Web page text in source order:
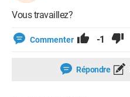
Vous travaillez?
Commenter -1
Répondre